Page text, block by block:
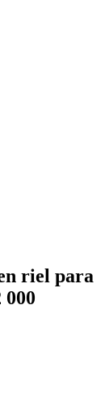
riel para
000